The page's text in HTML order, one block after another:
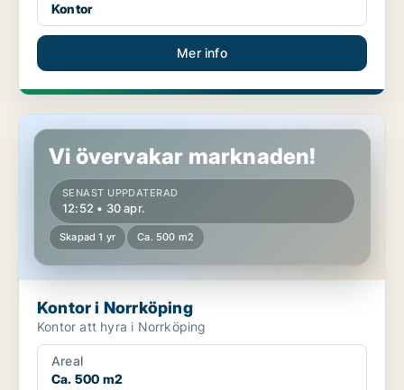
Kontor
Mer info
Kontor i Norrköping
Vi övervakar marknaden!
SENAST UPPDATERAD
12:52 • 30 apr.
Skapad 1 yr Ca. 500 m2
Kontor i Norrköping
Kontor att hyra i Norrköping
Areal
Ca. 500 m2